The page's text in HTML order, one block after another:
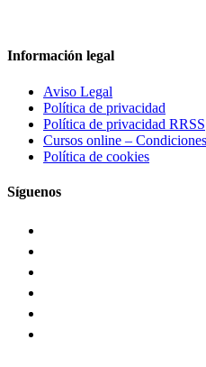
Información legal
Aviso Legal
Política de privacidad
Política de privacidad RRSS
Cursos online –
Política de cookies
Síguenos